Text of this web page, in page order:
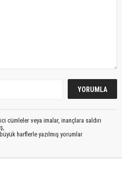
cümleler veya imalar, inançlara saldırı
harflerle yazılmış yorumlar